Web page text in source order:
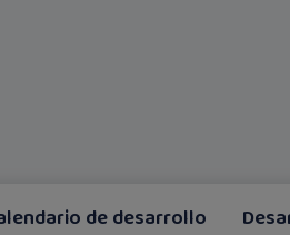
de desarrollo